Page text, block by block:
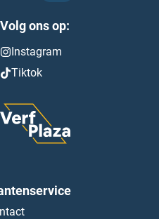
Volg ons op:
Instagram
Tiktok